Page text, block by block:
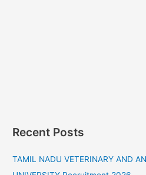
Recent Posts
TAMIL NADU VETERINARY AND